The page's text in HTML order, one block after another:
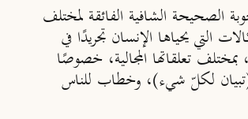
الصحيحة الشافية الفائقة لمختلف
التي يحياها الإنسان تجريدًا في
بمختلف تعلقاتها المجالية، خصوصًا
(تبيان لكلّ شيء)، وخطاب للناس